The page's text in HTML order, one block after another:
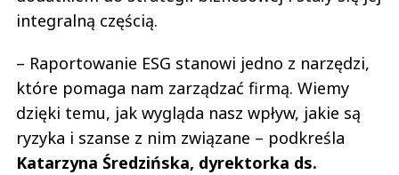
integralną częścią.
– Raportowanie ESG stanowi jedno z narzędzi,
które pomaga nam zarządzać firmą. Wiemy
dzięki temu, jak wygląda nasz wpływ, jakie są
ryzyka i szanse z nim związane – podkreśla
Katarzyna Średzińska, dyrektorka ds.